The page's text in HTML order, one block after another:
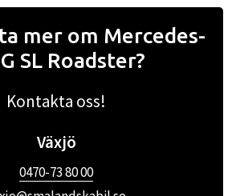
mer om Mercedes-
SL Roadster?
Kontakta oss!
Växjö
0470-73 80 00